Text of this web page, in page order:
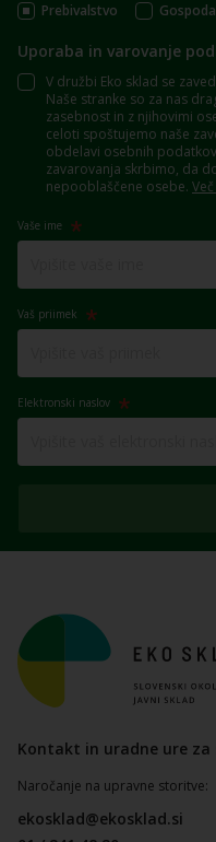
Prebivalstvo
Uporaba in varovanje
V družbi Eko sklad se
Naše stranke so za nas
zasebnost in z njihovimi
celoti spoštujemo naše
obdelavi osebnih
zavarovanja skrbimo, da
nepooblaščene osebe.
Vaše ime
Vaš priimek
Elektronski naslov
Kontakt in uradne ure za
Naročanje na upravne storitve:
ekosklad@ekosklad.si